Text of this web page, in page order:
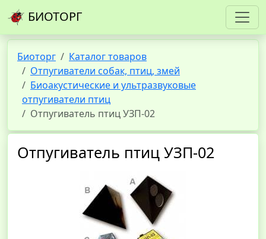
БИОТОРГ
Биоторг
Каталог товаров
Отпугиватели собак, птиц, змей
Биоакустические и ультразвуковые
отпугиватели птиц
Отпугиватель птиц УЗП-02
Отпугиватель птиц УЗП-02